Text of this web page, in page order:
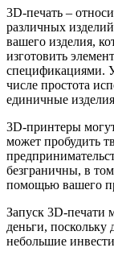
3D-печать –
различных
вашего изделия,
изготовить
спецификациями.
числе простота
единичные
3D-принтеры
может пробудить
безграничны, в
помощью вашего
Запуск 3D-печати
деньги, поскольку
небольшие